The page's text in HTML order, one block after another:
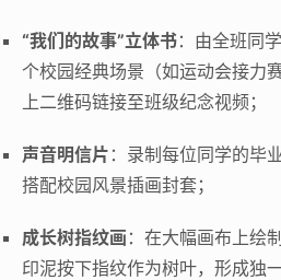
“我们的故事”立体书：由全班同
个校园经典场景（如运动会接力
上二维码链接至班级纪念视频；
声音明信片 ：录制每位同学的毕
搭配校园风景插画封套；
成长树指纹画 ：在大幅画布上绘
印泥按下指纹作为树叶，形成独